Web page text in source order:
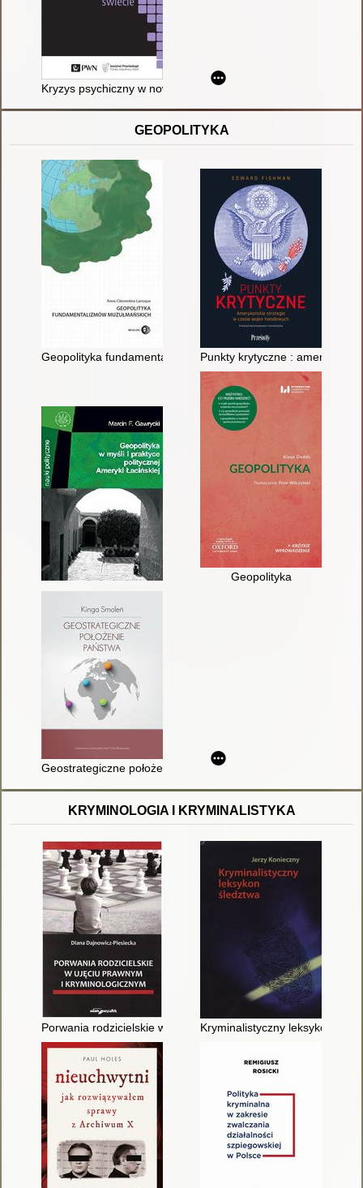
Kryzys psychiczny w nowoczesnym świecie
GEOPOLITYKA
Geopolityka fundamentalizmów muzułmańskich
Punkty krytyczne :
Geopolityka
Geostrategiczne położenie państwa
KRYMINOLOGIA I KRYMINALISTYKA
Porwania rodzicielskie w ujęciu prawnym i kryminologicznym
Kryminalistyczny leksykon